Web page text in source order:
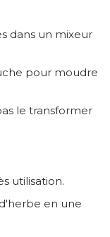
dans un mixeur
pour moudre
le transformer
utilisation.
en une